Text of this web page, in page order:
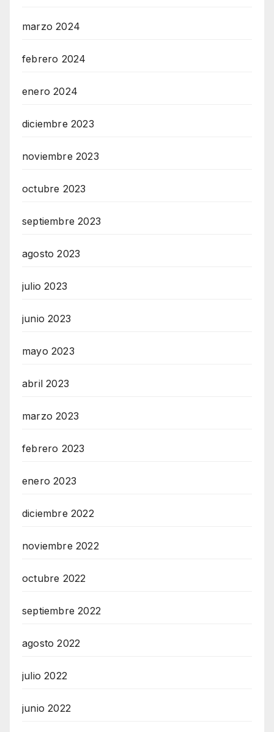
marzo 2024
febrero 2024
enero 2024
diciembre 2023
noviembre 2023
octubre 2023
septiembre 2023
agosto 2023
julio 2023
junio 2023
mayo 2023
abril 2023
marzo 2023
febrero 2023
enero 2023
diciembre 2022
noviembre 2022
octubre 2022
septiembre 2022
agosto 2022
julio 2022
junio 2022